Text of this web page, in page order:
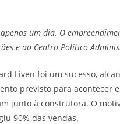
um dia. O
e ao Centro Político
Liven foi um sucesso,
previsto para acontecer
junto à construtora. O
90% das vendas.